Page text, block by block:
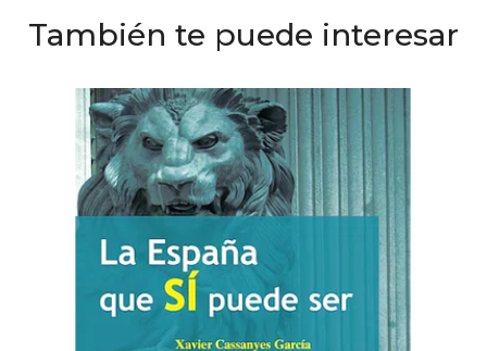
También te puede interesar